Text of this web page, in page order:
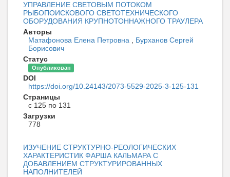
УПРАВЛЕНИЕ СВЕТОВЫМ ПОТОКОМ
РЫБОПОИСКОВОГО СВЕТОТЕХНИЧЕСКОГО
ОБОРУДОВАНИЯ КРУПНОТОННАЖНОГО ТРАУЛЕРА
Авторы
Матафонова Елена Петровна
Бурханов Сергей
Борисович
Статус
Опубликован
DOI
https://doi.org/10.24143/2073-5529-2025-3-125-131
Страницы
с 125 по 131
Загрузки
778
ИЗУЧЕНИЕ СТРУКТУРНО-РЕОЛОГИЧЕСКИХ
ХАРАКТЕРИСТИК ФАРША КАЛЬМАРА С
ДОБАВЛЕНИЕМ СТРУКТУРИРОВАННЫХ
НАПОЛНИТЕЛЕЙ